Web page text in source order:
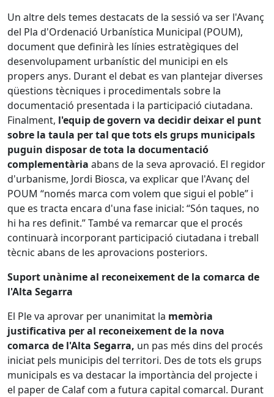
Un altre dels temes destacats de la sessió va ser l'Avanç
del Pla d'Ordenació Urbanística Municipal (POUM),
document que definirà les línies estratègiques del
desenvolupament urbanístic del municipi en els
propers anys. Durant el debat es van plantejar diverses
qüestions tècniques i procedimentals sobre la
documentació presentada i la participació ciutadana.
Finalment, l'equip de govern va decidir deixar el punt
sobre la taula per tal que tots els grups municipals
puguin disposar de tota la documentació
complementària abans de la seva aprovació. El regidor
d'urbanisme, Jordi Biosca, va explicar que l'Avanç del
POUM “només marca com volem que sigui el poble” i
que es tracta encara d'una fase inicial: “Són taques, no
hi ha res definit.” També va remarcar que el procés
continuarà incorporant participació ciutadana i treball
tècnic abans de les aprovacions posteriors.
Suport unànime al reconeixement de la comarca de
l'Alta Segarra
El Ple va aprovar per unanimitat la memòria
justificativa per al reconeixement de la nova
comarca de l'Alta Segarra, un pas més dins del procés
iniciat pels municipis del territori. Des de tots els grups
municipals es va destacar la importància del projecte i
el paper de Calaf com a futura capital comarcal. Durant